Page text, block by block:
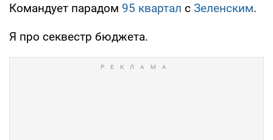
Командует парадом 95 квартал с Зеленским.
Я про секвестр бюджета.